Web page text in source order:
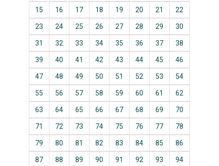
15 16 17 18 19 20 21 22
23 24 25 26 27 28 29 30
31 32 33 34 35 36 37 38
39 40 41 42 43 44 45 46
47 48 49 50 51 52 53 54
55 56 57 58 59 60 61 62
63 64 65 66 67 68 69 70
71 72 73 74 75 76 77 78
79 80 81 82 83 84 85 86
87 88 89 90 91 92 93 94